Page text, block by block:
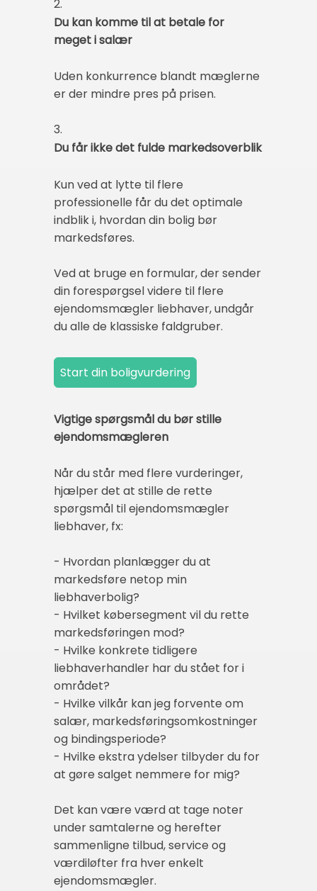
2.
Du kan komme til at betale for
meget i salær
Uden konkurrence blandt mæglerne
er der mindre pres på prisen.
3.
Du får ikke det fulde markedsoverblik
Kun ved at lytte til flere
professionelle får du det optimale
indblik i, hvordan din bolig bør
markedsføres.
Ved at bruge en formular, der sender
din forespørgsel videre til flere
ejendomsmægler liebhaver, undgår
du alle de klassiske faldgruber.
Vigtige spørgsmål du bør stille
ejendomsmægleren
Når du står med flere vurderinger,
hjælper det at stille de rette
spørgsmål til ejendomsmægler
liebhaver, fx:
- Hvordan planlægger du at
markedsføre netop min
liebhaverbolig?
- Hvilket købersegment vil du rette
markedsføringen mod?
- Hvilke konkrete tidligere
liebhaverhandler har du stået for i
området?
- Hvilke vilkår kan jeg forvente om
salær, markedsføringsomkostninger
og bindingsperiode?
- Hvilke ekstra ydelser tilbyder du for
at gøre salget nemmere for mig?
Det kan være værd at tage noter
under samtalerne og herefter
sammenligne tilbud, service og
værdiløfter fra hver enkelt
ejendomsmægler.